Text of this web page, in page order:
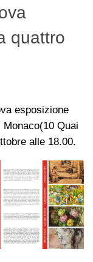
quattro
esposizione
Quai
alle 18.00.